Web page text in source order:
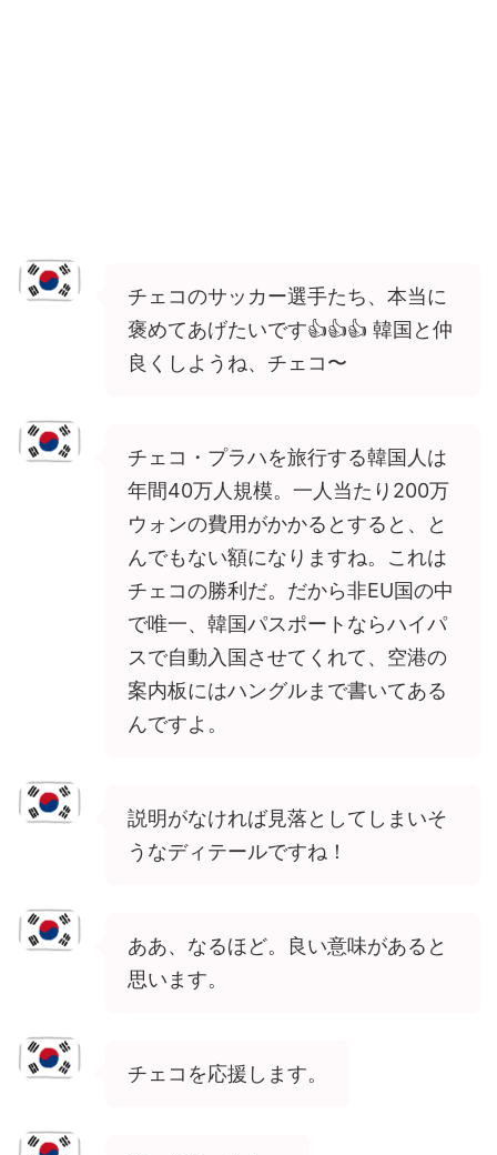
チェコのサッカー選手たち、本当に
褒めてあげたいです👍👍👍 韓国と仲
良くしようね、チェコ〜
チェコ・プラハを旅行する韓国人は
年間40万人規模。一人当たり200万
ウォンの費用がかかるとすると、と
んでもない額になりますね。これは
チェコの勝利だ。だから非EU国の中
で唯一、韓国パスポートならハイパ
スで自動入国させてくれて、空港の
案内板にはハングルまで書いてある
んですよ。
説明がなければ見落としてしまいそ
うなディテールですね！
ああ、なるほど。良い意味があると
思います。
チェコを応援します。